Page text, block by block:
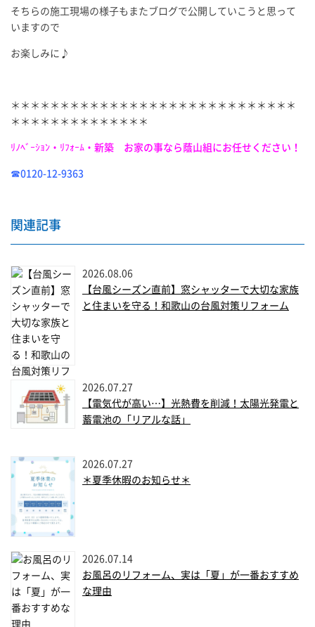
そちらの施工現場の様子もまたブログで公開していこうと思って
いますので
お楽しみに♪
＊＊＊＊＊＊＊＊＊＊＊＊＊＊＊＊＊＊＊＊＊＊＊＊＊＊＊＊＊
＊＊＊＊＊＊＊＊＊＊＊＊＊＊
ﾘﾉﾍﾞｰｼｮﾝ・ﾘﾌｫｰﾑ・新築 お家の事なら蔭山組にお任せください！
☎0120-12-9363
関連記事
2026.08.06
【台風シーズン直前】窓シャッターで大切な家族
と住まいを守る！和歌山の台風対策リフォーム
2026.07.27
【電気代が高い…】光熱費を削減！太陽光発電と
蓄電池の「リアルな話」
2026.07.27
＊夏季休暇のお知らせ＊
2026.07.14
お風呂のリフォーム、実は「夏」が一番おすすめ
な理由